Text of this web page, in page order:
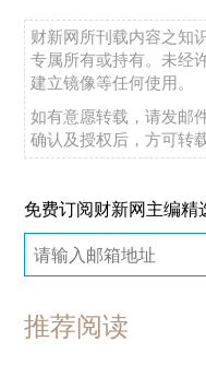
财新网所刊载内容之知
专属所有或持有。未经
建立镜像等任何使用。
如有意愿转载，请发邮
确认及授权后，方可转载
免费订阅财新网主编精
推荐阅读